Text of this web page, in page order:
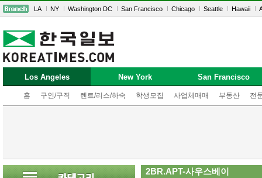
LA NY Washington DC San Francisco Chicago Seattle Hawaii
Los Angeles
홈 구인/구직 렌트/리스/하숙 학생모집 사업체매매 부동산 전
New York San Francisco
2BR.APT-사우스베이